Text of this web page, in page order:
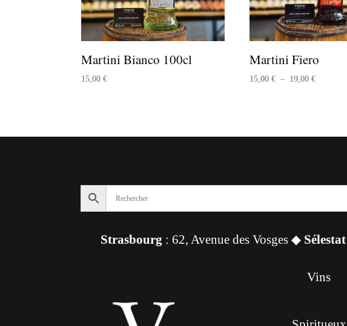
Martini Bianco 100cl
15,00€
Martini Fiero
15,00€ – 19,00€Plage
Strasbourg : 62, Avenue des Vosges ◆ Sélestat
Vins